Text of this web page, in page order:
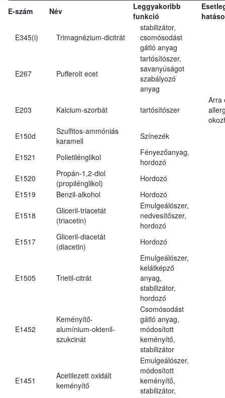
E-szám Név
Leggyakoribb
funkció
E345(i) Trimagnézium-dicitrát
stabilizátor,
csomósodást
gátló anyag
E267 Pufferolt ecet
tartósítószer,
savanyúságot
szabályozó
anyag
E203 Kalcium-szorbát tartósítószer
Arra
E150d
Szulfitos-ammóniás
karamell
Színezék
E1521 Polietilénglikol
Fényezőanyag,
hordozó
E1520
Propán-1,2-diol
(propilénglikol)
Hordozó
E1519
Benzil-alkohol Hordozó
E1518
Gliceril-triacetát
(triacetin)
Emulgeálószer,
nedvesítőszer,
hordozó
E1517
Gliceril-diacetát
(diacetin)
Hordozó
E1505 Trietil-citrát
Emulgeálószer,
kelátképző
anyag,
stabilizátor,
hordozó
E1452
Keményítő-
alumínium-oktenil-
szukcinát
Csomósodást
gátló anyag,
módosított
keményítő,
stabilizátor
E1451
Acetilezett oxidált
keményítő
Emulgeálószer,
módosított
keményítő,
stabilizátor,